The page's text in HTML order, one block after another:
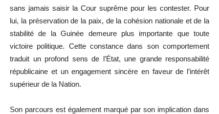
sans jamais saisir la Cour suprême pour les contester. Pour
lui, la préservation de la paix, de la cohésion nationale et de la
stabilité de la Guinée demeure plus importante que toute
victoire politique. Cette constance dans son comportement
traduit un profond sens de l’État, une grande responsabilité
républicaine et un engagement sincère en faveur de l’intérêt
supérieur de la Nation.
Son parcours est également marqué par son implication dans